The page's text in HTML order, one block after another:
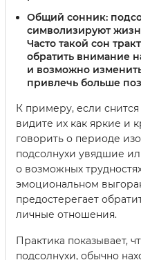
Общий сонник:
символизируют
Часто такой сон
обратить внимание
и возможно
привлечь больше
К примеру, если
видите их как яркие и
говорить о периоде
подсолнухи увядшие
о возможных
эмоциональном
предостерегает
личные отношения.
Практика показывает,
подсолнухи, обычно